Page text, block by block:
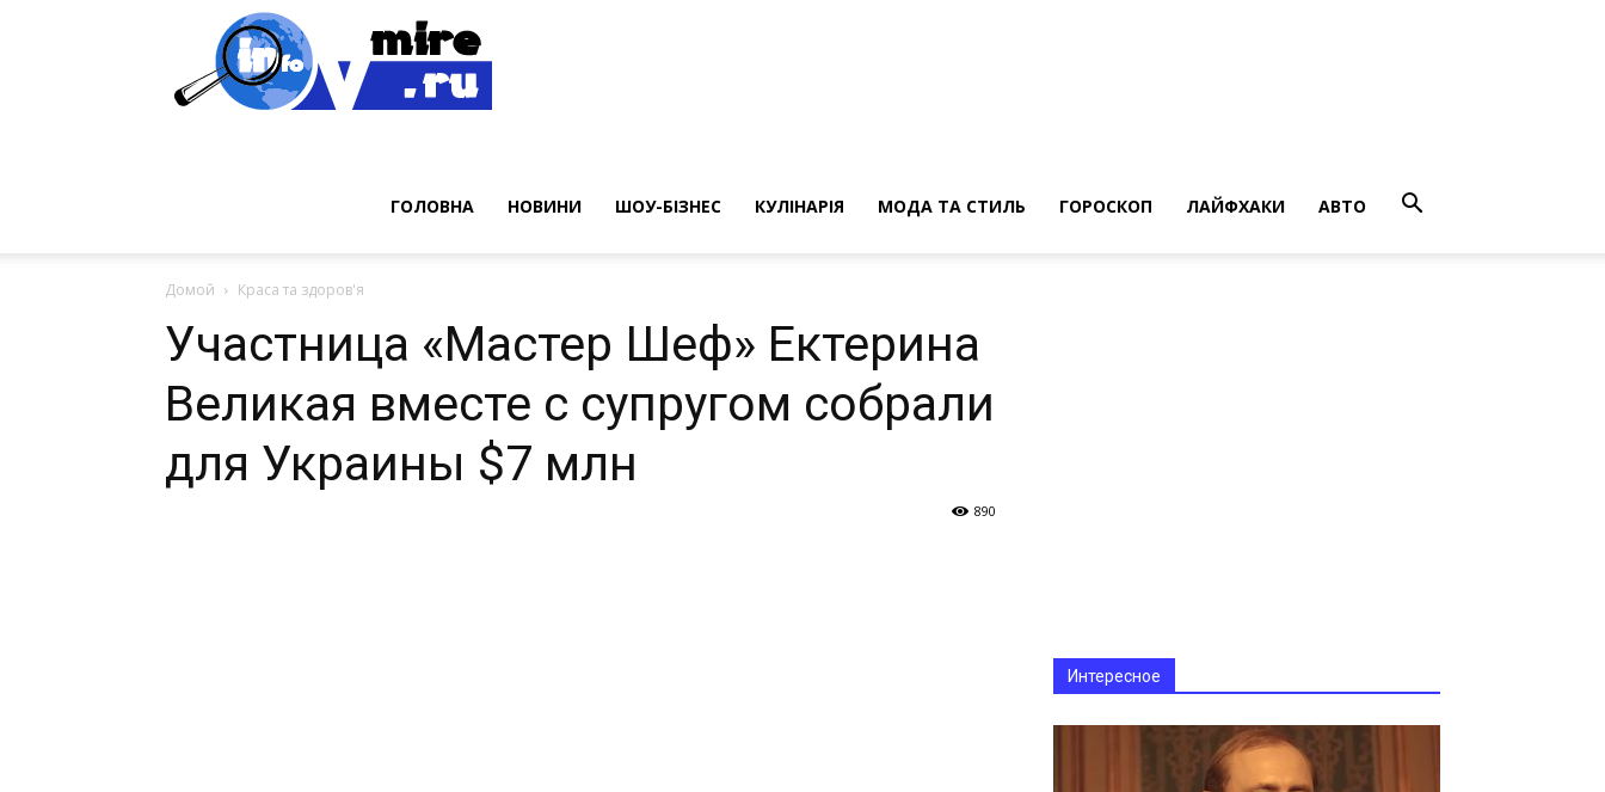
ГОЛОВНА НОВИНИ ШОУ-БІЗНЕС КУЛІНАРІЯ МОДА ТА СТИЛЬ ГОРОСКОП ЛАЙФХАКИ АВТО
Домой Краса та здоров'я
Участница «Мастер Шеф» Ектерина
Великая вместе с супругом собрали
для Украины $7 млн
890
Интересное